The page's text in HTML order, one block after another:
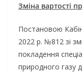
Зміна вартості
Постановою
2022 р. №812 зі
покладення
природного газу